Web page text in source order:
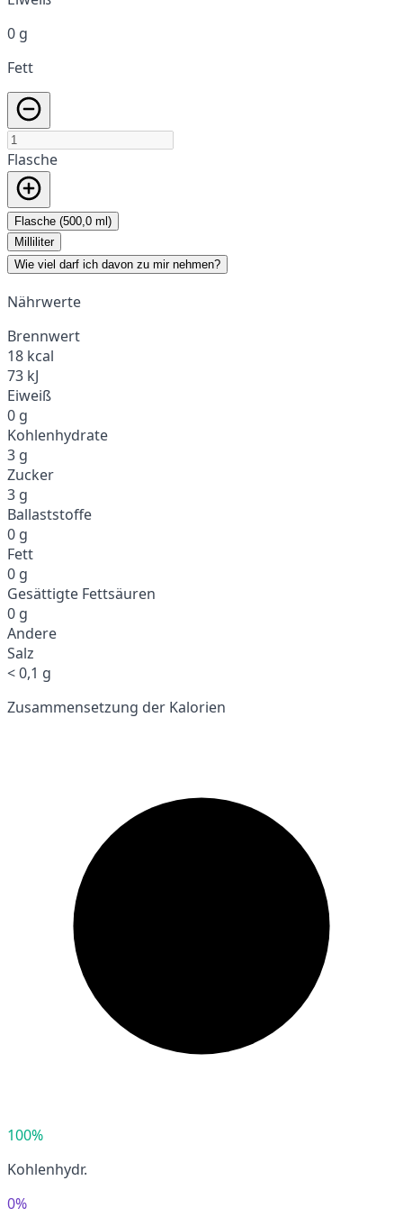
0 g
Fett
Flasche
Flasche (500,0 ml)
Milliliter
Wie viel darf ich davon zu mir nehmen?
Nährwerte
Brennwert
18 kcal
73 kJ
Eiweiß
0 g
Kohlenhydrate
3 g
Zucker
3 g
Ballaststoffe
0 g
Fett
0 g
Gesättigte Fettsäuren
0 g
Andere
Salz
< 0,1 g
Zusammensetzung der Kalorien
100%
Kohlenhydr.
0%